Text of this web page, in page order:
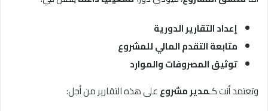
إعداد التقارير الدورية
متابعة التقدم المالي للمشروع
توثيق المصروفات والموارد
وتعتمد أنت كـمدير مشروععلى هذه التقارير من أجل: